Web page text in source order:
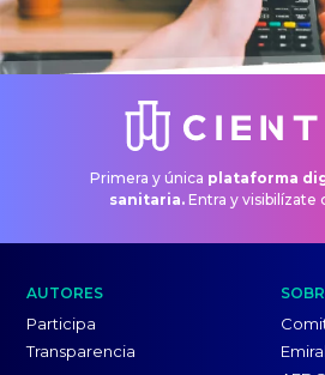
Primera y única plataforma
sanitaria.Entra y visibilízate
AUTORES
Participa
Transparencia
Emiral